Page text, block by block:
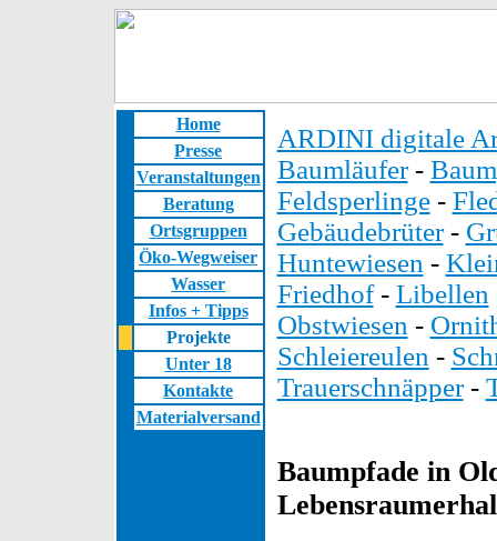
Home
Presse
Veranstaltungen
Beratung
Ortsgruppen
Öko-Wegweiser
Wasser
Infos + Tipps
Projekte
Unter 18
Kontakte
Materialversand
ARDINI digitale
Baumläufer-
Feldsperlinge-
Gebäudebrüter-
Huntewiesen -
Friedhof- Libellen
Obstwiesen -
Schleiereulen -
Trauerschnäpper-
Baumpfade in